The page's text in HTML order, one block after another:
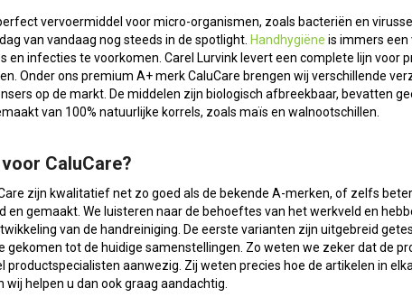
vervoermiddel voor micro-organismen, zoals bacteriën en
van vandaag nog steeds in de spotlight. Handhygiëne is immers een
en infecties te voorkomen. Carel Lurvink levert een complete lijn voor
Onder ons premium A+ merk CaluCare brengen wij verschillende
op de markt. De middelen zijn biologisch afbreekbaar, bevatten
van 100% natuurlijke korrels, zoals maïs en walnootschillen.
CaluCare?
zijn kwalitatief net zo goed als de bekende A-merken, of zelfs
en gemaakt. We luisteren naar de behoeftes van het werkveld en
van de handreiniging. De eerste varianten zijn uitgebreid
gekomen tot de huidige samenstellingen. Zo weten we zeker dat de
productspecialisten aanwezig. Zij weten precies hoe de artikelen in
wij helpen u dan ook graag aandachtig.